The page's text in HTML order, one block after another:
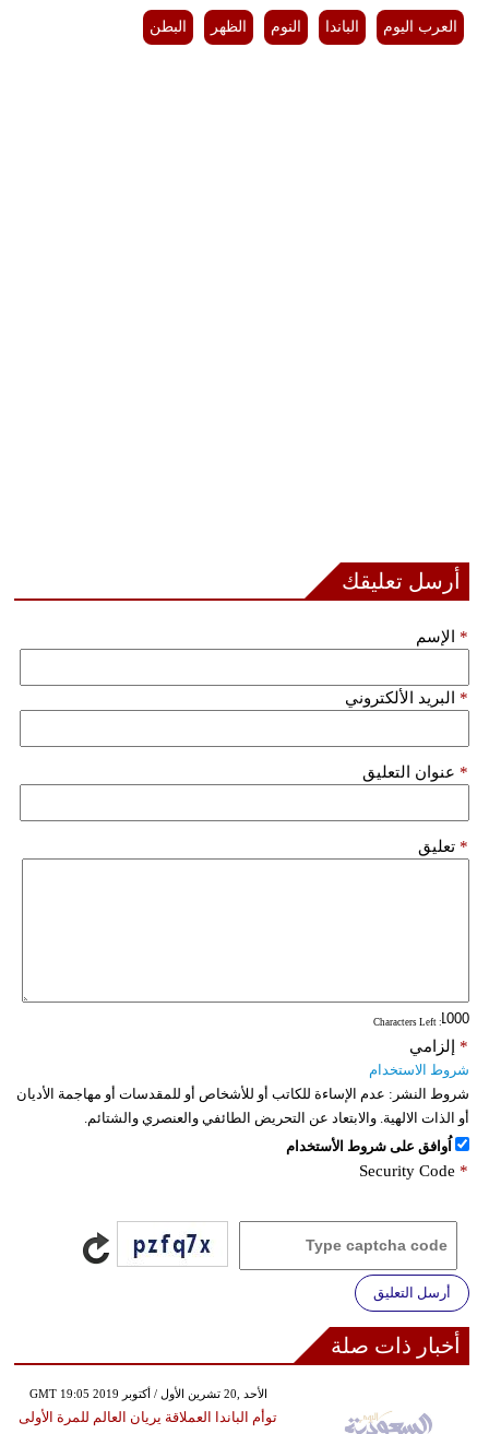
العرب اليوم الباندا النوم الظهر البطن
أرسل تعليقك
الإسم *
البريد الألكتروني *
عنوان التعليق *
تعليق *
: Characters Left
إلزامي *
شروط الاستخدام
شروط النشر: عدم الإساءة للكاتب أو للأشخاص أو للمقدسات أو مهاجمة الأديان
أو الذات الالهية. والابتعاد عن التحريض الطائفي والعنصري والشتائم.
اُوافق على شروط الأستخدام
Security Code *
أرسل التعليق
أخبار ذات صلة
GMT 19:05 2019 الأحد ,20 تشرين الأول / أكتوبر
توأم الباندا العملاقة يريان العالم للمرة الأولى